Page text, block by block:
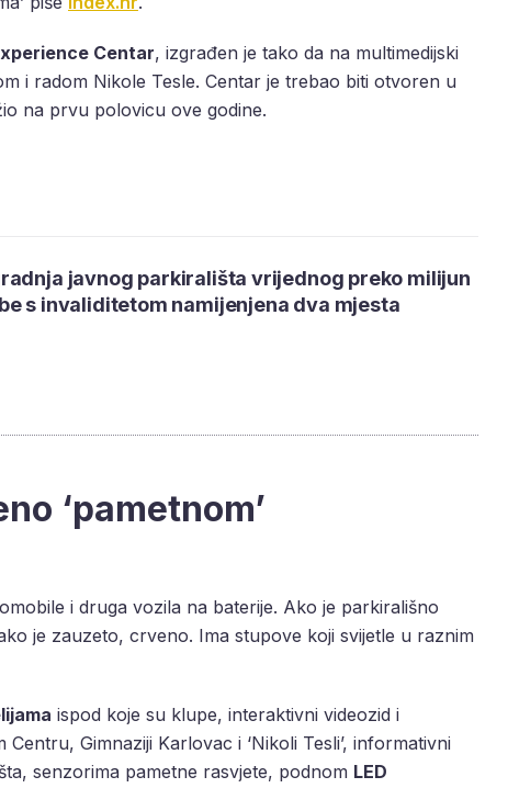
Centar, izgrađen je tako da na multimedijski
i radom Nikole Tesle. Centar je trebao biti otvoren u
na prvu polovicu ove godine.
javnog parkirališta vrijednog preko milijun
s invaliditetom namijenjena dva mjesta
‘pametnom’
i druga vozila na baterije. Ako je parkirališno
je zauzeto, crveno. Ima stupove koji svijetle u raznim
ispod koje su klupe, interaktivni videozid i
Gimnaziji Karlovac i ‘Nikoli Tesli’, informativni
senzorima pametne rasvjete, podnom LED